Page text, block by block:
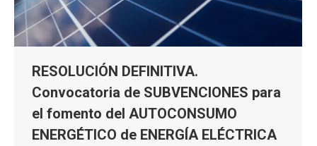
RESOLUCIÓN DEFINITIVA.
Convocatoria de SUBVENCIONES para
el fomento del AUTOCONSUMO
ENERGÉTICO de ENERGÍA ELÉCTRICA